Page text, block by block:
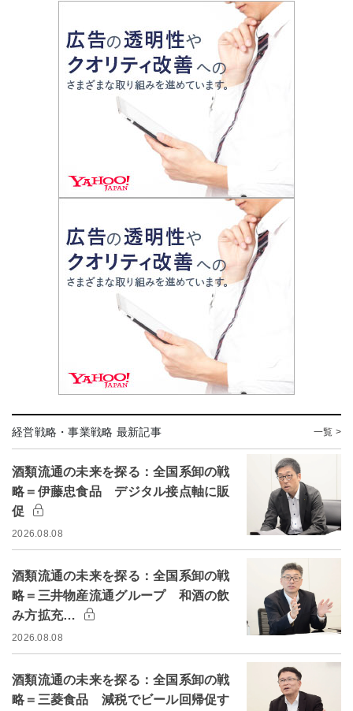
経営戦略・事業戦略 最新記事 一覧 >
酒類流通の未来を探る：全国系卸の戦
略＝伊藤忠食品 デジタル接点軸に販
促
2026.08.08
酒類流通の未来を探る：全国系卸の戦
略＝三井物産流通グループ 和酒の飲
み方拡充…
2026.08.08
酒類流通の未来を探る：全国系卸の戦
略＝三菱食品 減税でビール回帰促す